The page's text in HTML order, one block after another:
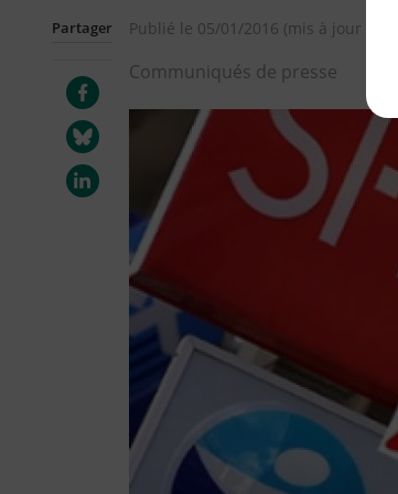
Publié le 05/01/2016 (mis à jour le
Communiqués de presse
Partager